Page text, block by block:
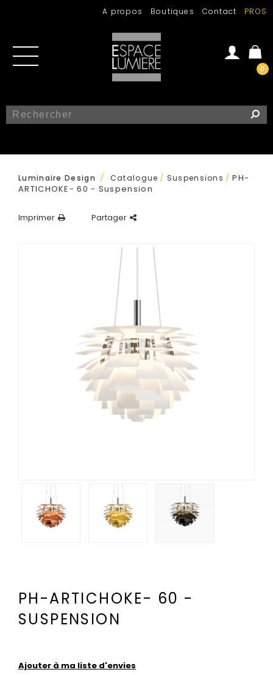
A propos Boutiques Contact PROS
0
Se connecter
Luminaire Design / Catalogue / Suspensions / PH-
ARTICHOKE- 60 - Suspension
Imprimer Partager
PH-ARTICHOKE- 60 -
SUSPENSION
Ajouter à ma liste d'envies